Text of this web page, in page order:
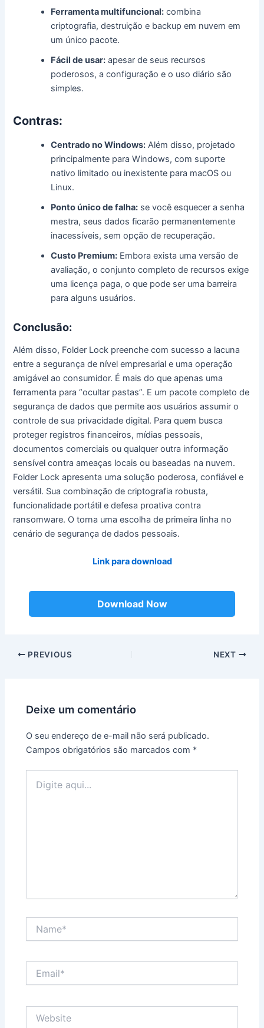
Ferramenta multifuncional: combina
criptografia, destruição e backup em nuvem em
um único pacote.
Fácil de usar: apesar de seus recursos
poderosos, a configuração e o uso diário são
simples.
Contras:
Centrado no Windows: Além disso, projetado
principalmente para Windows, com suporte
nativo limitado ou inexistente para macOS ou
Linux.
Ponto único de falha: se você esquecer a senha
mestra, seus dados ficarão permanentemente
inacessíveis, sem opção de recuperação.
Custo Premium: Embora exista uma versão de
avaliação, o conjunto completo de recursos exige
uma licença paga, o que pode ser uma barreira
para alguns usuários.
Conclusão:
Além disso, Folder Lock preenche com sucesso a lacuna
entre a segurança de nível empresarial e uma operação
amigável ao consumidor. É mais do que apenas uma
ferramenta para “ocultar pastas”. E um pacote completo de
segurança de dados que permite aos usuários assumir o
controle de sua privacidade digital. Para quem busca
proteger registros financeiros, mídias pessoais,
documentos comerciais ou qualquer outra informação
sensível contra ameaças locais ou baseadas na nuvem.
Folder Lock apresenta uma solução poderosa, confiável e
versátil. Sua combinação de criptografia robusta,
funcionalidade portátil e defesa proativa contra
ransomware. O torna uma escolha de primeira linha no
cenário de segurança de dados pessoais.
Link para download
Download Now
Post
PREVIOUS NEXT
Deixe um comentário
O seu endereço de e-mail não será publicado.
Campos obrigatórios são marcados com *
aqui...